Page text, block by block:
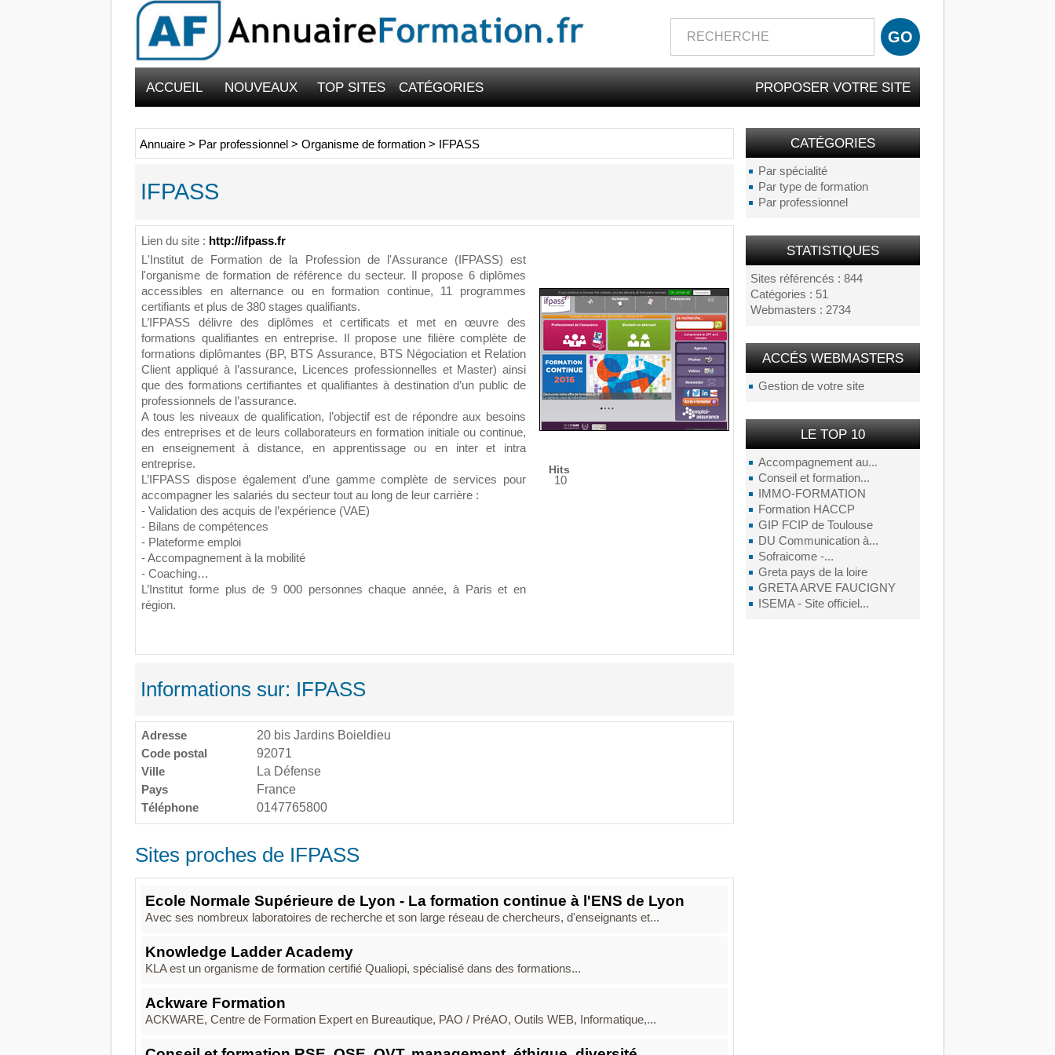
ACCUEIL NOUVEAUX TOP SITES CATÉGORIES PROPOSER VOTRE SITE
CATÉGORIES
Par spécialité
Par type de formation
Par professionnel
STATISTIQUES
Sites référencés : 844
Catégories : 51
Webmasters : 2734
ACCÉS WEBMASTERS
Gestion de votre site
LE TOP 10
Accompagnement au...
Conseil et formation...
IMMO-FORMATION
Formation HACCP
GIP FCIP de Toulouse
DU Communication à...
Sofraicome -...
Greta pays de la loire
GRETA ARVE FAUCIGNY
ISEMA - Site officiel...
Annuaire > Par professionnel > Organisme de formation > IFPASS
IFPASS
Lien du site : http://ifpass.fr
L'Institut de Formation de la Profession de l'Assurance (IFPASS) est
l'organisme de formation de référence du secteur. Il propose 6 diplômes
accessibles en alternance ou en formation continue, 11 programmes
certifiants et plus de 380 stages qualifiants.
L’IFPASS délivre des diplômes et certificats et met en œuvre des
formations qualifiantes en entreprise. Il propose une filière complète de
formations diplômantes (BP, BTS Assurance, BTS Négociation et Relation
Client appliqué à l’assurance, Licences professionnelles et Master) ainsi
que des formations certifiantes et qualifiantes à destination d’un public de
professionnels de l’assurance.
A tous les niveaux de qualification, l’objectif est de répondre aux besoins
des entreprises et de leurs collaborateurs en formation initiale ou continue,
en enseignement à distance, en apprentissage ou en inter et intra
entreprise.
L’IFPASS dispose également d’une gamme complète de services pour
accompagner les salariés du secteur tout au long de leur carrière :
- Validation des acquis de l’expérience (VAE)
- Bilans de compétences
- Plateforme emploi
- Accompagnement à la mobilité
- Coaching…
L’Institut forme plus de 9 000 personnes chaque année, à Paris et en
région.
Hits
10
Informations sur: IFPASS
Adresse
20 bis Jardins Boieldieu
Code postal
92071
Ville
La Défense
Pays
France
Téléphone
0147765800
Sites proches de IFPASS
Ecole Normale Supérieure de Lyon - La formation continue à l'ENS de Lyon
Avec ses nombreux laboratoires de recherche et son large réseau de chercheurs, d'enseignants et...
Knowledge Ladder Academy
KLA est un organisme de formation certifié Qualiopi, spécialisé dans des formations...
Ackware Formation
ACKWARE, Centre de Formation Expert en Bureautique, PAO / PréAO, Outils WEB, Informatique,...